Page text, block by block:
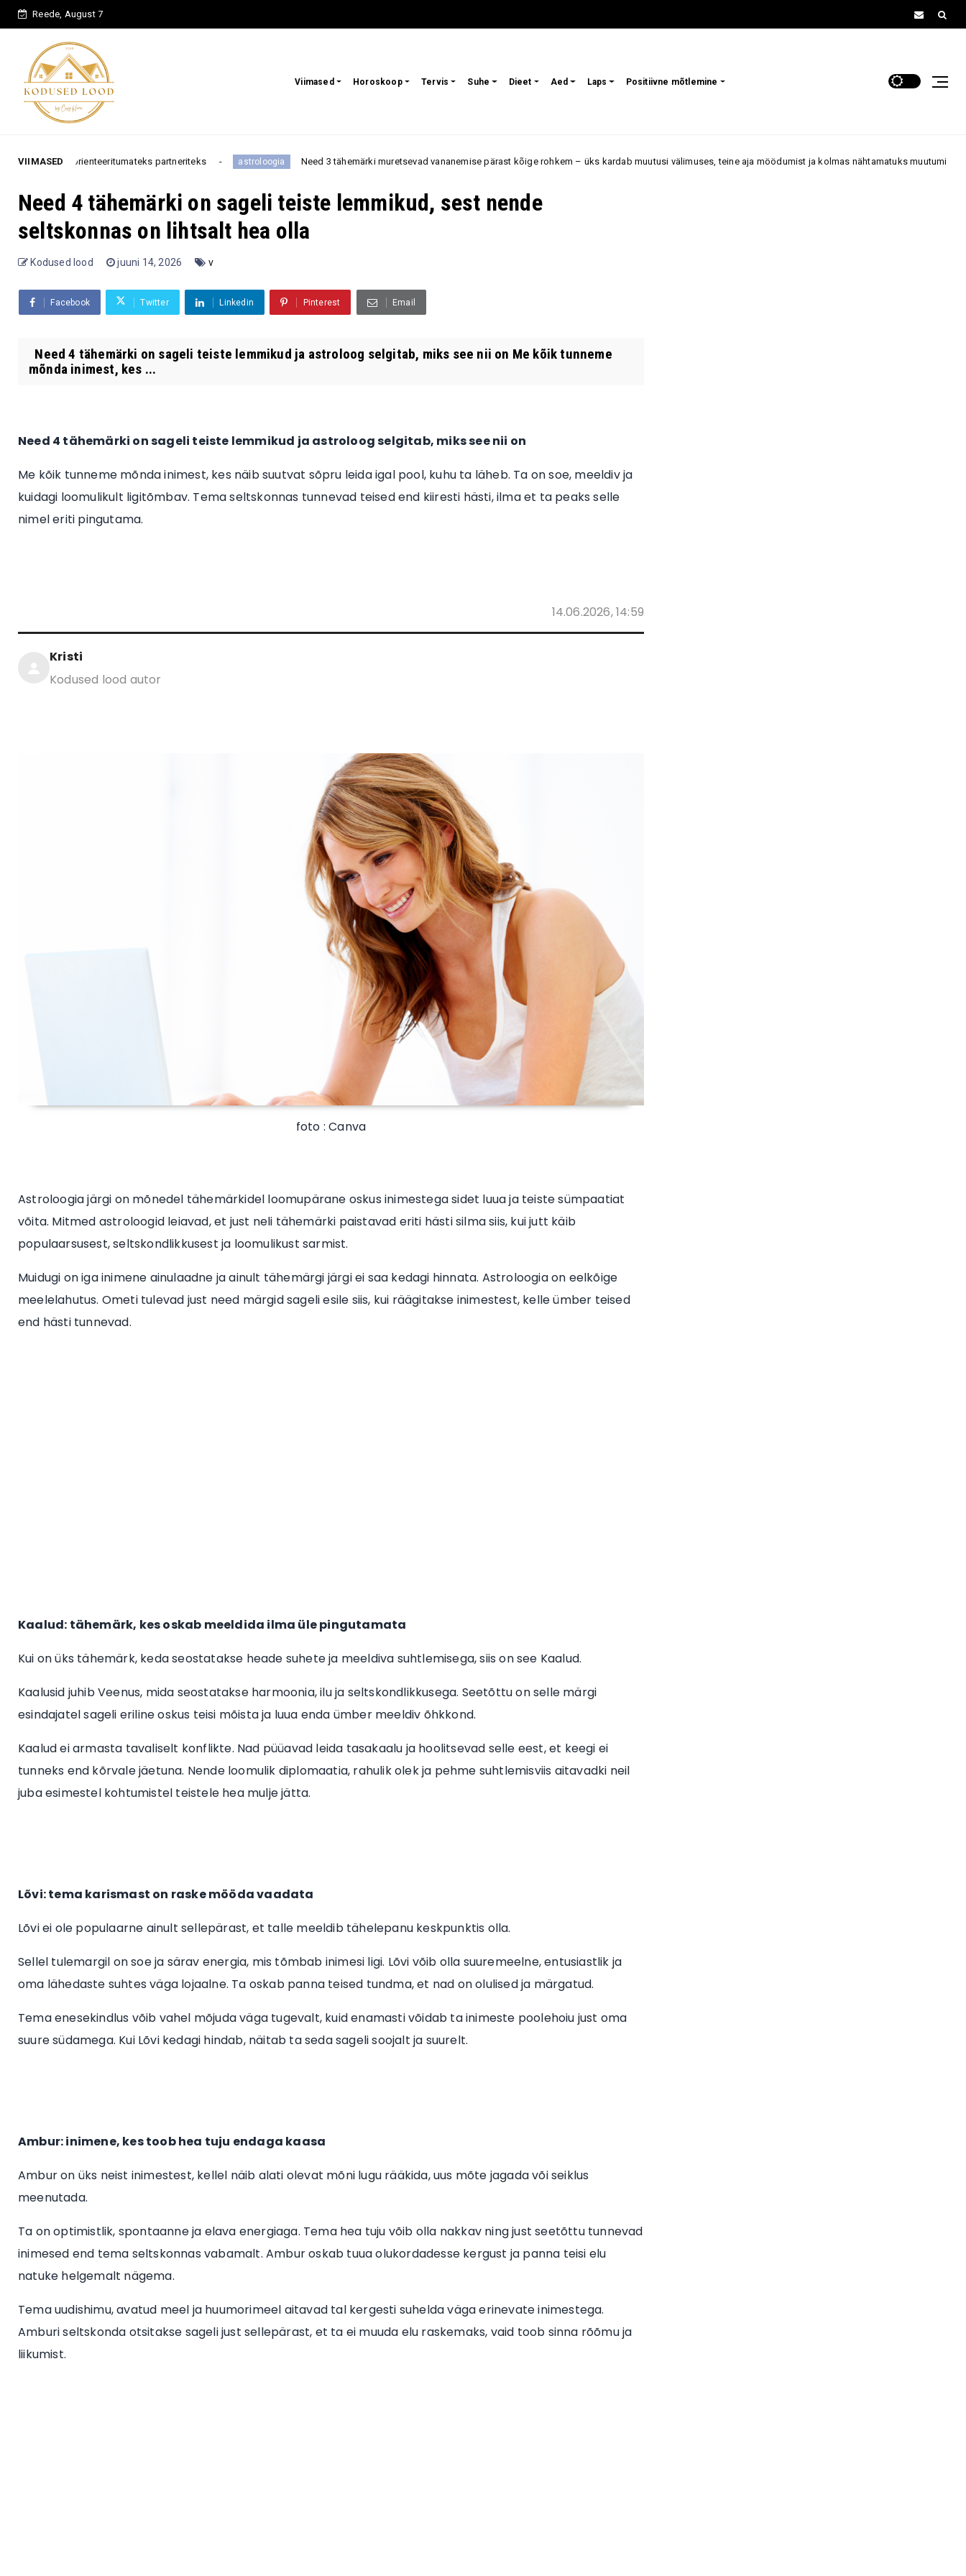
Reede, August 7
Viimased Horoskoop Tervis Suhe Dieet Aed Laps Positiivne mõtlemine
VIIMASED partneriteks astroloogia Need 3 tähemärki muretsevad vananemise pärast kõige rohkem – üks kardab muutusi välimuses, teine aja möödumist ja kolmas nähtamatuks muutumist 70+ „Ma
Need 4 tähemärki on sageli teiste lemmikud, sest nende
seltskonnas on lihtsalt hea olla
Kodused lood juuni 14, 2026 v
Facebook Twitter Linkedin Pinterest Email
Need 4 tähemärki on sageli teiste lemmikud ja astroloog selgitab, miks see nii on Me kõik tunneme
mõnda inimest, kes ...
Need 4 tähemärki on sageli teiste lemmikud ja astroloog selgitab, miks see nii on
Me kõik tunneme mõnda inimest, kes näib suutvat sõpru leida igal pool, kuhu ta läheb. Ta on soe, meeldiv ja
kuidagi loomulikult ligitõmbav. Tema seltskonnas tunnevad teised end kiiresti hästi, ilma et ta peaks selle
nimel eriti pingutama.
14.06.2026, 14:59
Kristi
Kodused lood autor
foto : Canva
Astroloogia järgi on mõnedel tähemärkidel loomupärane oskus inimestega sidet luua ja teiste sümpaatiat
võita. Mitmed astroloogid leiavad, et just neli tähemärki paistavad eriti hästi silma siis, kui jutt käib
populaarsusest, seltskondlikkusest ja loomulikust sarmist.
Muidugi on iga inimene ainulaadne ja ainult tähemärgi järgi ei saa kedagi hinnata. Astroloogia on eelkõige
meelelahutus. Ometi tulevad just need märgid sageli esile siis, kui räägitakse inimestest, kelle ümber teised
end hästi tunnevad.
Kaalud: tähemärk, kes oskab meeldida ilma üle pingutamata
Kui on üks tähemärk, keda seostatakse heade suhete ja meeldiva suhtlemisega, siis on see Kaalud.
Kaalusid juhib Veenus, mida seostatakse harmoonia, ilu ja seltskondlikkusega. Seetõttu on selle märgi
esindajatel sageli eriline oskus teisi mõista ja luua enda ümber meeldiv õhkkond.
Kaalud ei armasta tavaliselt konflikte. Nad püüavad leida tasakaalu ja hoolitsevad selle eest, et keegi ei
tunneks end kõrvale jäetuna. Nende loomulik diplomaatia, rahulik olek ja pehme suhtlemisviis aitavadki neil
juba esimestel kohtumistel teistele hea mulje jätta.
Lõvi: tema karismast on raske mööda vaadata
Lõvi ei ole populaarne ainult sellepärast, et talle meeldib tähelepanu keskpunktis olla.
Sellel tulemargil on soe ja särav energia, mis tõmbab inimesi ligi. Lõvi võib olla suuremeelne, entusiastlik ja
oma lähedaste suhtes väga lojaalne. Ta oskab panna teised tundma, et nad on olulised ja märgatud.
Tema enesekindlus võib vahel mõjuda väga tugevalt, kuid enamasti võidab ta inimeste poolehoiu just oma
suure südamega. Kui Lõvi kedagi hindab, näitab ta seda sageli soojalt ja suurelt.
Ambur: inimene, kes toob hea tuju endaga kaasa
Ambur on üks neist inimestest, kellel näib alati olevat mõni lugu rääkida, uus mõte jagada või seiklus
meenutada.
Ta on optimistlik, spontaanne ja elava energiaga. Tema hea tuju võib olla nakkav ning just seetõttu tunnevad
inimesed end tema seltskonnas vabamalt. Ambur oskab tuua olukordadesse kergust ja panna teisi elu
natuke helgemalt nägema.
Tema uudishimu, avatud meel ja huumorimeel aitavad tal kergesti suhelda väga erinevate inimestega.
Amburi seltskonda otsitakse sageli just sellepärast, et ta ei muuda elu raskemaks, vaid toob sinna rõõmu ja
liikumist.